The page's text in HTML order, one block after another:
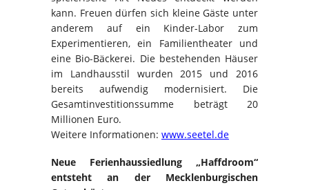
kann. Freuen dürfen sich kleine Gäste unter
anderem auf ein Kinder-Labor zum
Experimentieren, ein Familientheater und
eine Bio-Bäckerei. Die bestehenden Häuser
im Landhausstil wurden 2015 und 2016
bereits aufwendig modernisiert. Die
Gesamtinvestitionssumme beträgt 20
Millionen Euro.
Weitere Informationen: www.seetel.de
Neue Ferienhaussiedlung „Haffdroom“
entsteht an der Mecklenburgischen